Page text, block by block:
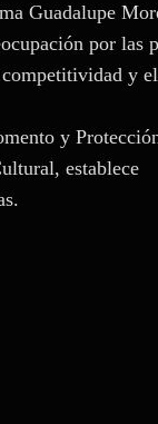
Guadalupe
por las
competitividad y el
y
establece